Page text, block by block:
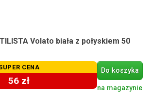
Volato biała z połyskiem 50
CENA
56 zł
Do koszyka
na magazynie